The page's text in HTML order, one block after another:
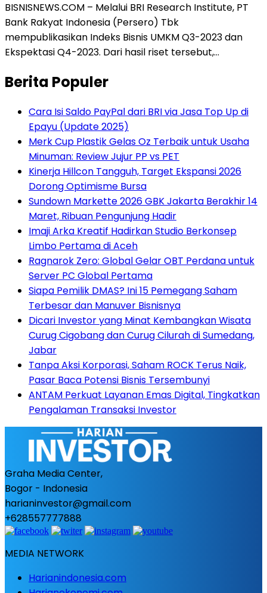
BISNISNEWS.COM – Melalui BRI Research Institute, PT
Bank Rakyat Indonesia (Persero) Tbk
mempublikasikan Indeks Bisnis UMKM Q3-2023 dan
Ekspektasi Q4-2023. Dari hasil riset tersebut,…
Berita Populer
Cara Isi Saldo PayPal dari BRI via Jasa Top Up di
Epayu (Update 2025)
Merk Cup Plastik Gelas Oz Terbaik untuk Usaha
Minuman: Review Jujur PP vs PET
Kinerja Hillcon Tangguh, Target Ekspansi 2026
Dorong Optimisme Bursa
Sundown Markette 2026 GBK Jakarta Berakhir 14
Maret, Ribuan Pengunjung Hadir
Imaji Arka Kreatif Hadirkan Studio Berkonsep
Limbo Pertama di Aceh
Ragnarok Zero: Global Gelar OBT Perdana untuk
Server PC Global Pertama
Siapa Pemilik DMAS? Ini 15 Pemegang Saham
Terbesar dan Manuver Bisnisnya
Dicari Investor yang Minat Kembangkan Wisata
Curug Cigobang dan Curug Cilurah di Sumedang,
Jabar
Tanpa Aksi Korporasi, Saham ROCK Terus Naik,
Pasar Baca Potensi Bisnis Tersembunyi
ANTAM Perkuat Layanan Emas Digital, Tingkatkan
Pengalaman Transaksi Investor
Graha Media Center,
Bogor - Indonesia
harianinvestor@gmail.com
+628557777888
MEDIA NETWORK
Harianindonesia.com